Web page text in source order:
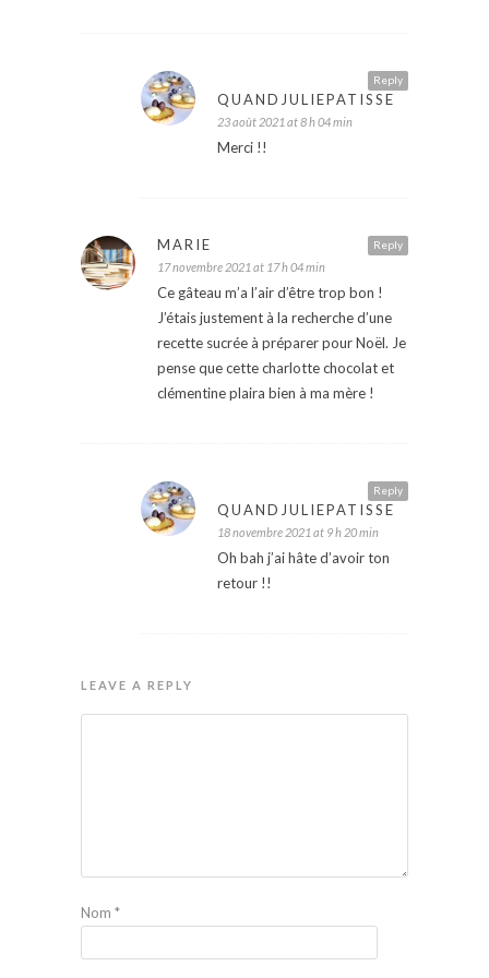
Reply
QUANDJULIEPATISSE
23 août 2021 at 8 h 04 min
Merci !!
Reply
MARIE
17 novembre 2021 at 17 h 04 min
Ce gâteau m’a l’air d’être trop bon !
J’étais justement à la recherche d’une
recette sucrée à préparer pour Noël. Je
pense que cette charlotte chocolat et
clémentine plaira bien à ma mère !
Reply
QUANDJULIEPATISSE
18 novembre 2021 at 9 h 20 min
Oh bah j’ai hâte d’avoir ton
retour !!
LEAVE A REPLY
Nom *